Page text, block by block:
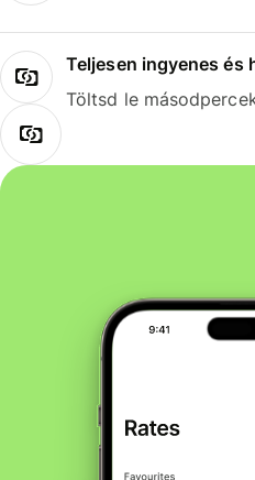
Teljesen ingyenes és
Töltsd le